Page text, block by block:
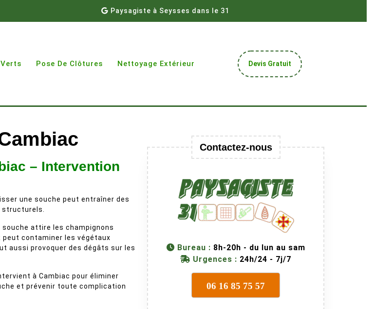
Paysagiste à Seysses dans le 31
Pose De Clôtures Nettoyage Extérieur Devis Gratuit Get
A
– Intervention
une souche peut entraîner des
souche attire les champignons
peut contaminer les végétaux
aussi provoquer des dégâts sur les
à Cambiac pour éliminer
et prévenir toute complication
Contactez-nous
Bureau : 8h-20h - du lun au sam
Urgences : 24h/24 - 7j/7
06 16 85 75 57